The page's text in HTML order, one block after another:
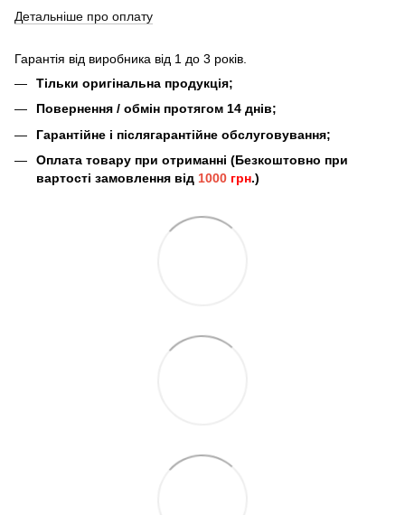
Детальніше про оплату
Гарантія від виробника від 1 до 3 років.
Тільки оригінальна продукція;
Повернення / обмін протягом 14 днів;
Гарантійне і післягарантійне обслуговування;
Оплата товару при отриманні (Безкоштовно при
вартості замовлення від 1000 грн.)